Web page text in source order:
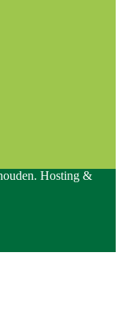
Hosting &